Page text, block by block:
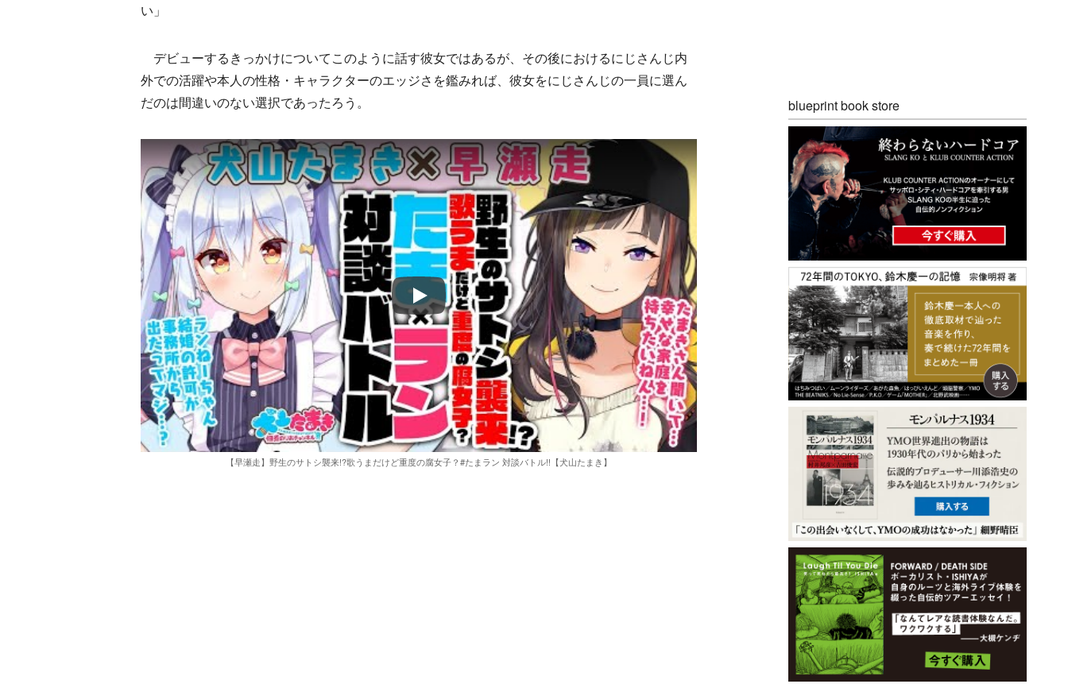
い」
デビューするきっかけについてこのように話す彼女ではあるが、その後におけるにじさんじ内
外での活躍や本人の性格・キャラクターのエッジさを鑑みれば、彼女をにじさんじの一員に選ん
だのは間違いのない選択であったろう。
Play
【早瀬走】野生のサトシ襲来!?歌うまだけど重度の腐女子？#たまラン 対談バトル!!【犬山たまき】
blueprint book store